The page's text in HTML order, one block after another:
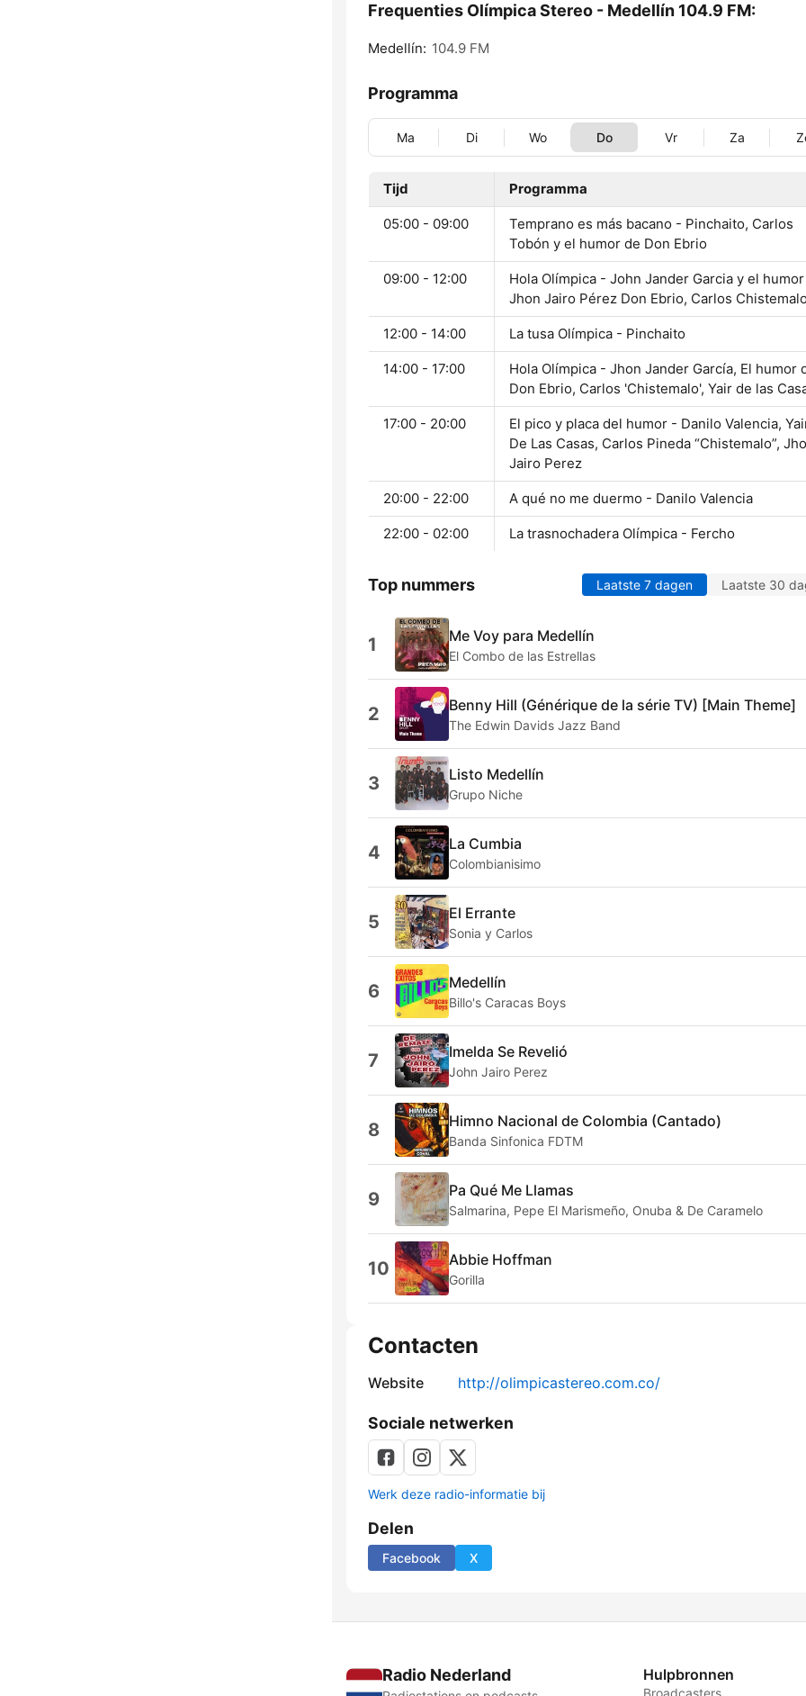
Frequenties Olímpica Stereo - Medellín 104.9 FM:
Medellín: 104.9 FM
Programma
Ma Di Wo Do Vr Za
Tijd Programma
05:00 - 09:00
Temprano es más bacano - Pinchaito, Carlos
Tobón y el humor de Don Ebrio
09:00 - 12:00
Hola Olímpica - John Jander Garcia y el
Jhon Jairo Pérez Don Ebrio, Carlos
12:00 - 14:00 La tusa Olímpica - Pinchaito
14:00 - 17:00
Hola Olímpica - Jhon Jander García, El humor
Don Ebrio, Carlos 'Chistemalo', Yair de las
17:00 - 20:00
El pico y placa del humor - Danilo Valencia,
De Las Casas, Carlos Pineda “Chistemalo”,
Jairo Perez
20:00 - 22:00 A qué no me duermo - Danilo Valencia
22:00 - 02:00 La trasnochadera Olímpica - Fercho
Top nummers Laatste 7 dagen Laatste 30
1 Me Voy para Medellín
El Combo de las Estrellas
2 Benny Hill (Générique de la série TV) [Main Theme]
The Edwin Davids Jazz Band
3 Listo Medellín
Grupo Niche
4 La Cumbia
Colombianisimo
5 El Errante
Sonia y Carlos
6 Medellín
Billo's Caracas Boys
7 Imelda Se Revelió
John Jairo Perez
8 Himno Nacional de Colombia (Cantado)
Banda Sinfonica FDTM
9 Pa Qué Me Llamas
Salmarina, Pepe El Marismeño, Onuba & De Caramelo
10 Abbie Hoffman
Gorilla
Contacten
Website http://olimpicastereo.com.co/
Sociale netwerken
Werk deze radio-informatie bij
Delen
Facebook X
Radio Nederland Hulpbronnen